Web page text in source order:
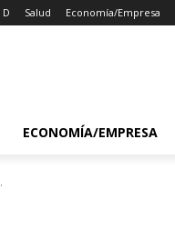
D Salud Economía/Empresa
ECONOMÍA/EMPRESA